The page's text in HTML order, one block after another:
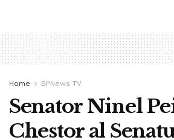
Home BPNews TV
Senator Ninel
Chestor al